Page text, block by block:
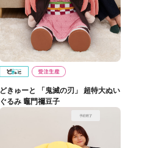
どきゅーと 「鬼滅の刃」 超特大ぬい
ぐるみ 竈門禰豆子